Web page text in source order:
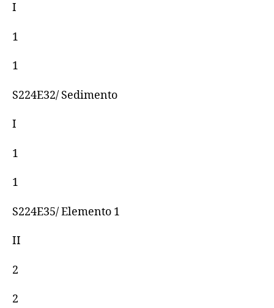
I
1
1
S224E32/ Sedimento
I
1
1
S224E35/ Elemento 1
II
2
2